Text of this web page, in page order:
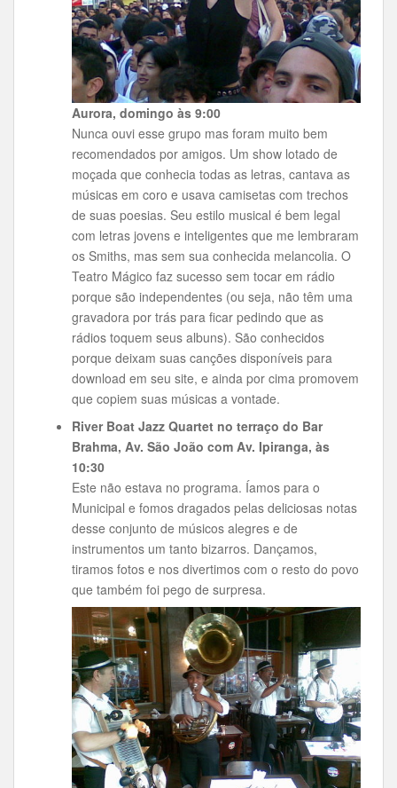
Aurora, domingo às 9:00
Nunca ouvi esse grupo mas foram muito bem
recomendados por amigos. Um show lotado de
moçada que conhecia todas as letras, cantava as
músicas em coro e usava camisetas com trechos
de suas poesias. Seu estilo musical é bem legal
com letras jovens e inteligentes que me lembraram
os Smiths, mas sem sua conhecida melancolia. O
Teatro Mágico faz sucesso sem tocar em rádio
porque são independentes (ou seja, não têm uma
gravadora por trás para ficar pedindo que as
rádios toquem seus albuns). São conhecidos
porque deixam suas canções disponíveis para
download em seu site, e ainda por cima promovem
que copiem suas músicas a vontade.
River Boat Jazz Quartet no terraço do Bar
Brahma, Av. São João com Av. Ipiranga, às
10:30
Este não estava no programa. Íamos para o
Municipal e fomos dragados pelas deliciosas notas
desse conjunto de músicos alegres e de
instrumentos um tanto bizarros. Dançamos,
tiramos fotos e nos divertimos com o resto do povo
que também foi pego de surpresa.